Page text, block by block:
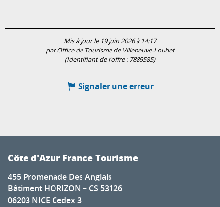
Mis à jour le 19 juin 2026 à 14:17
par Office de Tourisme de Villeneuve-Loubet
(Identifiant de l'offre : 7889585)
Signaler une erreur
Côte d'Azur France Tourisme
455 Promenade Des Anglais
Bâtiment HORIZON – CS 53126
06203 NICE Cedex 3